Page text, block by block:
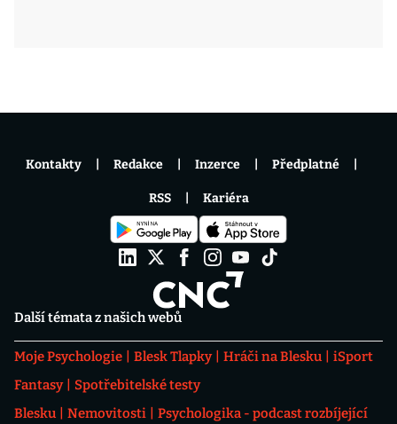
Další témata z našich webů
Moje Psychologie Blesk Tlapky Hráči na Blesku
iSport
Fantasy
Spotřebitelské testy
Blesku
Nemovitosti
Psychologika - podcast rozbíjející
Kontakty Redakce Inzerce Předplatné
RSS Kariéra